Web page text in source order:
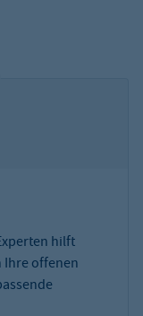
hilft
Ihre offenen